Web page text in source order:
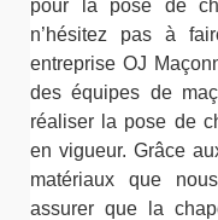
pour la pose de
n’hésitez pas à
entreprise OJ
des équipes de
réaliser la pose de
en vigueur. Grâce
matériaux que
assurer que la